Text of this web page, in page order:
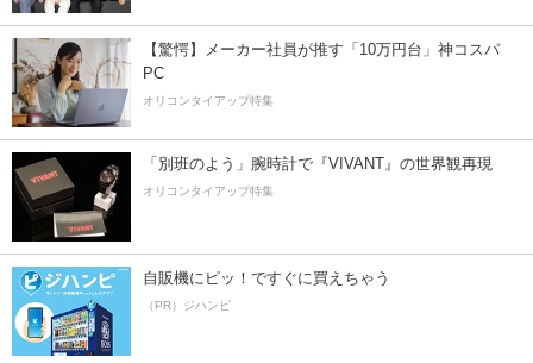
【驚愕】メーカー社員が推す「10万円台」神コスパ
PC
オリコンタイアップ特集
「別班のよう」腕時計で『VIVANT』の世界観再現
オリコンタイアップ特集
自販機にピッ！ですぐに買えちゃう
（PR）ジハンピ